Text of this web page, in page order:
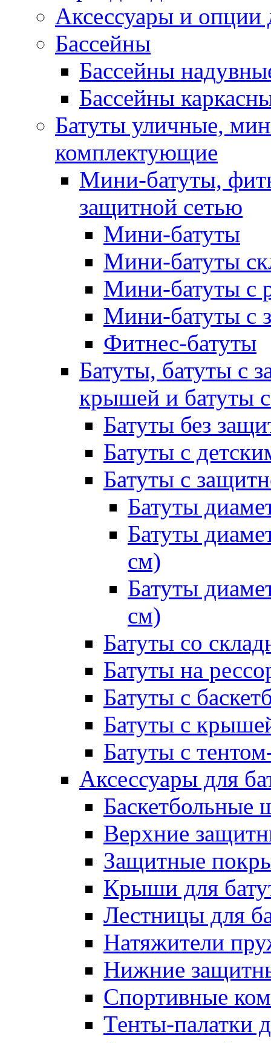
Аксессуары и опции
Бассейны
Бассейны
Бассейны
Батуты уличные,
комплектующие
Мини-батуты,
защитной сетью
Мини-батуты
Мини-батуты
Мини-батуты с
Мини-батуты с
Фитнес-батуты
Батуты, батуты с
крышей и батуты
Батуты без
Батуты с
Батуты с
Батуты
Батуты
см)
Батуты
см)
Батуты со
Батуты на
Батуты с
Батуты с
Батуты с
Аксессуары для
Баскетбольные
Верхние
Защитные
Крыши для
Лестницы для
Натяжители
Нижние
Спортивные
Тенты-палатки